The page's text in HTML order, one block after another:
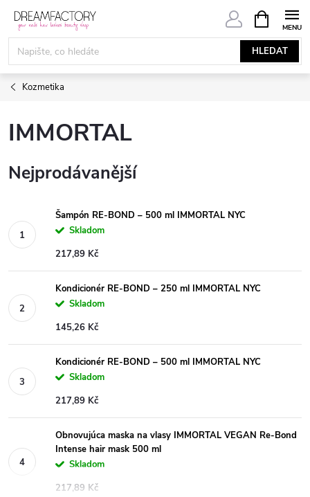
Přejít
obsah
HLEDAT
NÁKUPNÍ
KOŠÍK
Kozmetika
IMMORTAL
Nejprodávanější
Šampón RE-BOND – 500 ml IMMORTAL NYC
Skladom
217,89 Kč
Kondicionér RE-BOND – 250 ml IMMORTAL NYC
Skladom
145,26 Kč
Kondicionér RE-BOND – 500 ml IMMORTAL NYC
Skladom
217,89 Kč
Obnovujúca maska na vlasy IMMORTAL VEGAN Re-Bond
Intense hair mask 500 ml
Skladom
217,89 Kč